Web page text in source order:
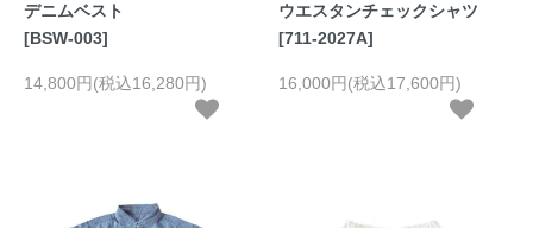
デニムベスト
[BSW-003]
14,800円(税込16,280円)
ウエスタンチェックシャツ
[711-2027A]
16,000円(税込17,600円)